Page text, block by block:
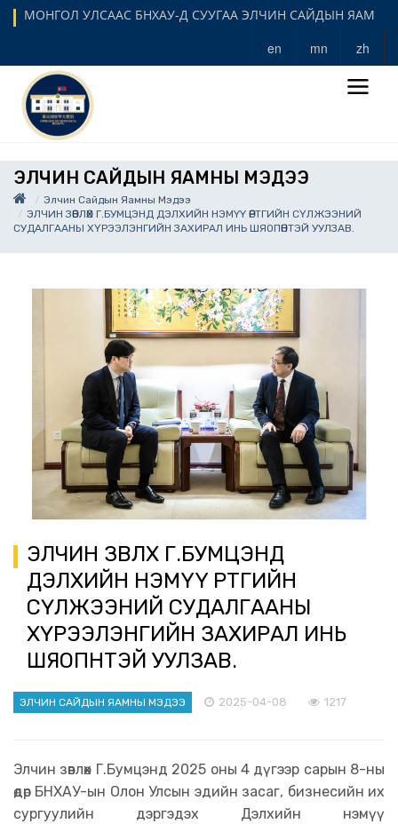
МОНГОЛ УЛСААС БНХАУ-Д СУУГАА ЭЛЧИН САЙДЫН ЯАМ
en mn zh
ЭЛЧИН САЙДЫН ЯАМНЫ МЭДЭЭ
Элчин Сайдын Яамны Мэдээ
ЭЛЧИН ЗӨВЛӨХ Г.БУМЦЭНД ДЭЛХИЙН НЭМYY ӨРТГИЙН СҮЛЖЭЭНИЙ
СУДАЛГААНЫ ХҮРЭЭЛЭНГИЙН ЗАХИРАЛ ИНЬ ШЯОПӨНТЭЙ УУЛЗАВ.
ЭЛЧИН ЗӨВЛӨХ Г.БУМЦЭНД
ДЭЛХИЙН НЭМYY ӨРТГИЙН
СҮЛЖЭЭНИЙ СУДАЛГААНЫ
ХҮРЭЭЛЭНГИЙН ЗАХИРАЛ ИНЬ
ШЯОПӨНТЭЙ УУЛЗАВ.
ЭЛЧИН САЙДЫН ЯАМНЫ МЭДЭЭ 2025-04-08 1217
Элчин зөвлөх Г.Бумцэнд 2025 оны 4 дүгээр сарын 8-ны
өдөр БНХАУ-ын Олон Улсын эдийн засаг, бизнесийн их
сургуулийн дэргэдэх Дэлхийн нэмүү